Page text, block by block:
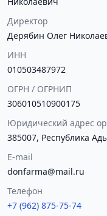
Директор
Дерябин Олег
ИНН
010503487972
ОГРН / ОГРНИП
306010510900175
Юридический адрес
385007, Республика
E-mail
donfarma@mail.ru
Телефон
+7 (962) 875-75-74